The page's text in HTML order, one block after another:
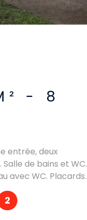
- 8
entrée, deux
de bains et WC.
avec WC. Placards.
double vitrege,
Proche
2